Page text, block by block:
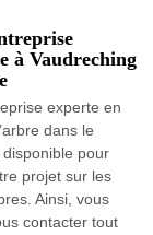
à Vaudreching
experte en
dans le
pour
projet sur les
Ainsi, vous
contacter tout